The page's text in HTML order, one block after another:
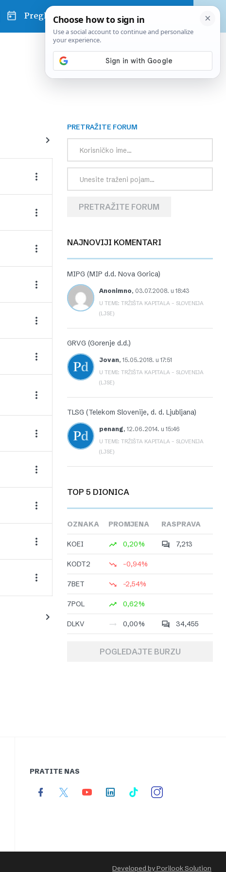
Pregled dana
PRETRAŽITE FORUM
PRETRAŽITE FORUM
NAJNOVIJI KOMENTARI
MIPG (MIP d.d. Nova Gorica)
Anonimno, 03.07.2008. u 18:43
U TEMI: TRŽIŠTA KAPITALA – SLOVENIJA
(LJSE)
GRVG (Gorenje d.d.)
Jovan, 15.05.2018. u 17:51
U TEMI: TRŽIŠTA KAPITALA – SLOVENIJA
(LJSE)
TLSG (Telekom Slovenije, d. d. Ljubljana)
penang, 12.06.2014. u 15:46
U TEMI: TRŽIŠTA KAPITALA – SLOVENIJA
(LJSE)
TOP 5 DIONICA
OZNAKA PROMJENA RASPRAVA
KOEI 0,20% 7,213
KODT2 -0,94%
7BET -2,54%
7POL 0,62%
DLKV 0,00% 34,455
POGLEDAJTE BURZU
PRATITE NAS
Developed by Porilook Solution